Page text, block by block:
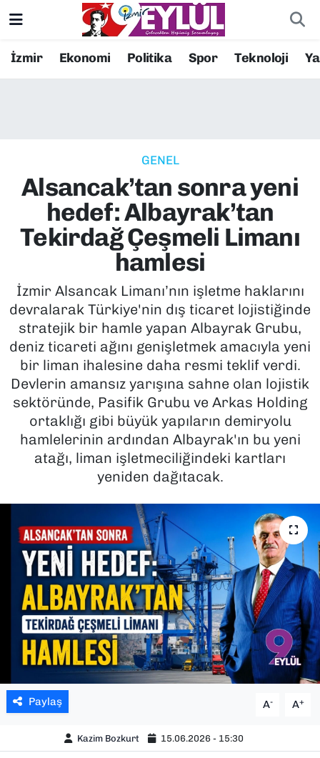
İzmir Ekonomi Politika Spor Teknoloji
GENEL
Alsancak’tan sonra yeni
hedef: Albayrak’tan
Tekirdağ Çeşmeli Limanı
hamlesi
İzmir Alsancak Limanı’nın işletme haklarını
devralarak Türkiye'nin dış ticaret lojistiğinde
stratejik bir hamle yapan Albayrak Grubu,
deniz ticareti ağını genişletmek amacıyla yeni
bir liman ihalesine daha resmi teklif verdi.
Devlerin amansız yarışına sahne olan lojistik
sektöründe, Pasifik Grubu ve Arkas Holding
ortaklığı gibi büyük yapıların demiryolu
hamlelerinin ardından Albayrak'ın bu yeni
atağı, liman işletmeciliğindeki kartları
yeniden dağıtacak.
Paylaş A- A+
Kazim Bozkurt 15.06.2026 - 15:30
Resmi İlanlar
EKONOMİ
KÜLTÜR SANAT
POLİTİKA
SAĞLIK
SPOR
TEKNOLOJİ
YAŞAM
Konak Nöbetçi Eczaneler
Süper Lig Puan Durumu ve Fikstür
Tüm Manşetler
Son Dakika Haberleri